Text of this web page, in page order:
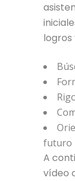
logros
futuro
A
vídeo